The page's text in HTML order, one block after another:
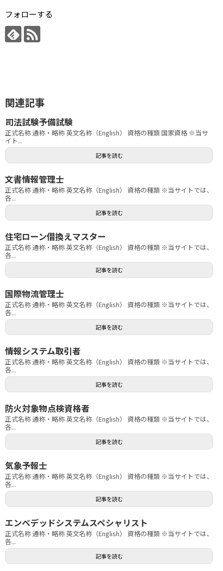
フォローする
関連記事
司法試験予備試験
正式名称 通称・略称 英文名称（English） 資格の種類 国家資格 ※当サ
イト...
記事を読む
文書情報管理士
正式名称 通称・略称 英文名称（English） 資格の種類 ※当サイトでは、
各...
記事を読む
住宅ローン借換えマスター
正式名称 通称・略称 英文名称（English） 資格の種類 ※当サイトでは、
各...
記事を読む
国際物流管理士
正式名称 通称・略称 英文名称（English） 資格の種類 ※当サイトでは、
各...
記事を読む
情報システム取引者
正式名称 通称・略称 英文名称（English） 資格の種類 ※当サイトでは、
各...
記事を読む
防火対象物点検資格者
正式名称 通称・略称 英文名称（English） 資格の種類 ※当サイトでは、
各...
記事を読む
気象予報士
正式名称 通称・略称 英文名称（English） 資格の種類 ※当サイトでは、
各...
記事を読む
エンべデッドシステムスペシャリスト
正式名称 通称・略称 英文名称（English） 資格の種類 ※当サイトでは、
各...
記事を読む